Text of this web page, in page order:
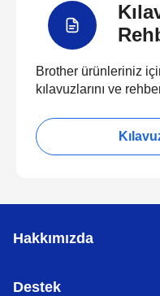
Brother ürünleriniz
kılavuzlarını ve
Hakkımızda
Destek